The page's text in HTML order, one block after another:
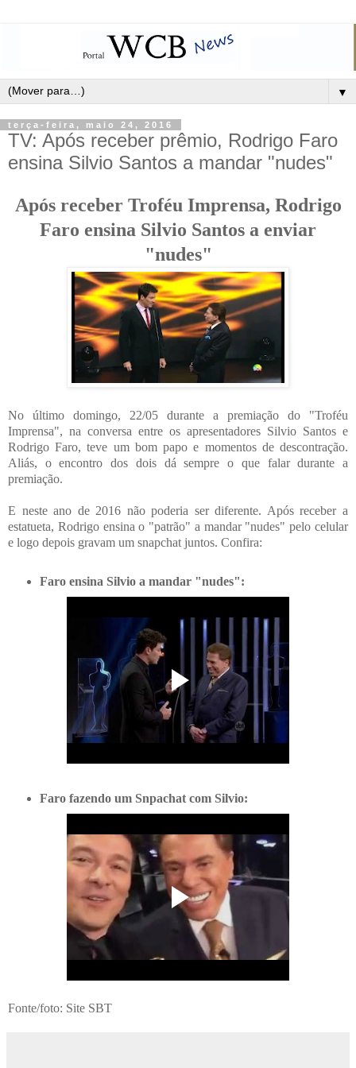
▼
terça-feira, maio 24, 2016
TV: Após receber prêmio, Rodrigo Faro
ensina Silvio Santos a mandar "nudes"
Após receber Troféu Imprensa, Rodrigo
Faro ensina Silvio Santos a enviar
"nudes"
No último domingo, 22/05 durante a premiação do "Troféu
Imprensa", na conversa entre os apresentadores Silvio Santos e
Rodrigo Faro, teve um bom papo e momentos de descontração.
Aliás, o encontro dos dois dá sempre o que falar durante a
premiação.
E neste ano de 2016 não poderia ser diferente. Após receber a
estatueta, Rodrigo ensina o "patrão" a mandar "nudes" pelo celular
e logo depois gravam um snapchat juntos. Confira:
Faro ensina Silvio a mandar "nudes":
Faro fazendo um Snpachat com Silvio:
Fonte/foto: Site SBT